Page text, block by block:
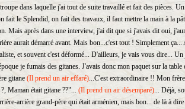
dans laquelle j'ai tout de suite travaillé et fait des pièces.
fait le Splendid, on fait des travaux, il faut mettre la main à la
Mais après dans une interview, j'ai dit que si j'avais dit oui,
aurait démarré avant. Mais bon...c'est tout ! Simplement ça...
et souvent c'est déformé... D'ailleurs, je vais vous dire...
je fumais des gitanes. J'avais donc mon paquet sur la table
gitane (Il prend un air effaré)...C'est extraordinaire !! Mon
Maman était gitane ??"... (Il prend un air désemparé)... Déjà,
arrière grand-père qui était arménien, mais bon... de là à